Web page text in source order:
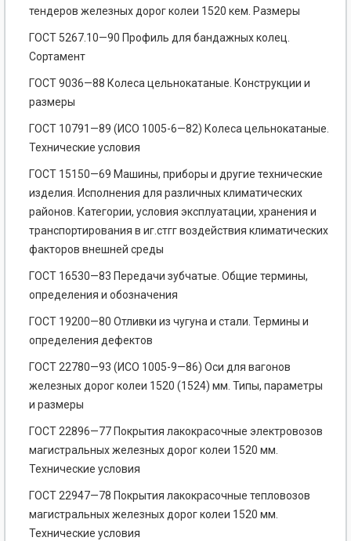
тендеров железных дорог колеи 1520 кем. Размеры
ГОСТ 5267.10—90 Профиль для бандажных колец.
Сортамент
ГОСТ 9036—88 Колеса цельнокатаные. Конструкции и
размеры
ГОСТ 10791—89 (ИСО 1005-6—82) Колеса цельнокатаные.
Технические условия
ГОСТ 15150—69 Машины, приборы и другие технические
изделия. Исполнения для различных климатических
районов. Категории, условия эксплуатации, хранения и
транспортирования в иг.стгг воздействия климатических
факторов внешней среды
ГОСТ 16530—83 Передачи зубчатые. Общие термины,
определения и обозначения
ГОСТ 19200—80 Отливки из чугуна и стали. Термины и
определения дефектов
ГОСТ 22780—93 (ИСО 1005-9—86) Оси для вагонов
железных дорог колеи 1520 (1524) мм. Типы, параметры
и размеры
ГОСТ 22896—77 Покрытия лакокрасочные электровозов
магистральных железных дорог колеи 1520 мм.
Технические условия
ГОСТ 22947—78 Покрытия лакокрасочные тепловозов
магистральных железных дорог колеи 1520 мм.
Технические условия